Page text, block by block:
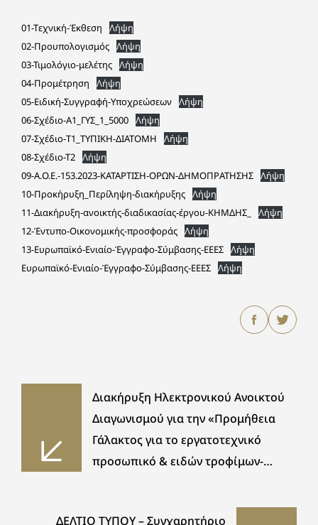
01-Tεχνική-Έκθεση
Λήψη
02-Προυπολογισμός Λήψη
03-Τιμολόγιο-μελέτης Λήψη
04-Προμέτρηση
Λήψη
05-Ειδική-Συγγραφή-Υποχρεώσεων Λήψη
06-Σχέδιο-A1_ΓΥΣ_1_5000 Λήψη
07-Σχέδιο-T1_ΤΥΠΙΚΗ-ΔΙΑΤΟΜΗ
Λήψη
08-Σχέδιο-Τ2 Λήψη
09-Α.O.Ε.-153.2023-ΚΑΤΑΡΤΙΣΗ-ΟΡΩΝ-ΔΗΜΟΠΡΑΤΗΣΗΣ Λήψη
10-Προκήρυξη_Περίληψη-διακήρυξης Λήψη
11-Διακήρυξη-ανοικτής-διαδικασίας-έργου-ΚΗΜΔΗΣ_
Λήψη
12-Έντυπο-Οικονομικής-προσφοράς Λήψη
13-Ευρωπαϊκό-Ενιαίο-Έγγραφο-Σύμβασης-ΕΕΕΣ Λήψη
Ευρωπαϊκό-Ενιαίο-Έγγραφο-Σύμβασης-ΕΕΕΣ Λήψη
Διακήρυξη Ηλεκτρονικού Ανοικτού
Διαγωνισμού για την «Προμήθεια
Γάλακτος για το εργατοτεχνικό
προσωπικό & ειδών τροφίμων-
(ΚΑΠΗ-ΠΑΙΔΙΚΟΣ ΣΤΑΘΜΟΣ –
ΔΕΛΤΙΟ ΤΥΠΟΥ – Συγχαρητήριο